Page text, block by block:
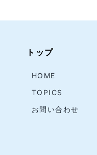
トップ
HOME
TOPICS
お問い合わせ